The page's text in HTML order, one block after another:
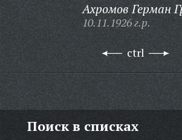
Ахромов Герман
10.11.1926 г.р.
ctrl
Поиск в списках